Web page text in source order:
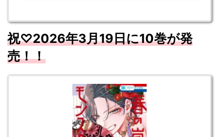
祝♡2026年3月19日に10巻が発
売！！